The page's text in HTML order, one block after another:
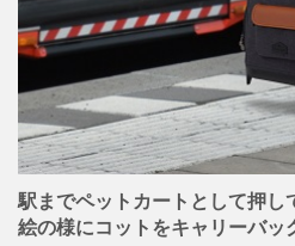
駅までペットカートとして押
絵の様にコットをキャリーバッ